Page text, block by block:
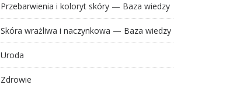
Przebarwienia i koloryt skóry — Baza wiedzy
Skóra wrażliwa i naczynkowa — Baza wiedzy
Uroda
Zdrowie